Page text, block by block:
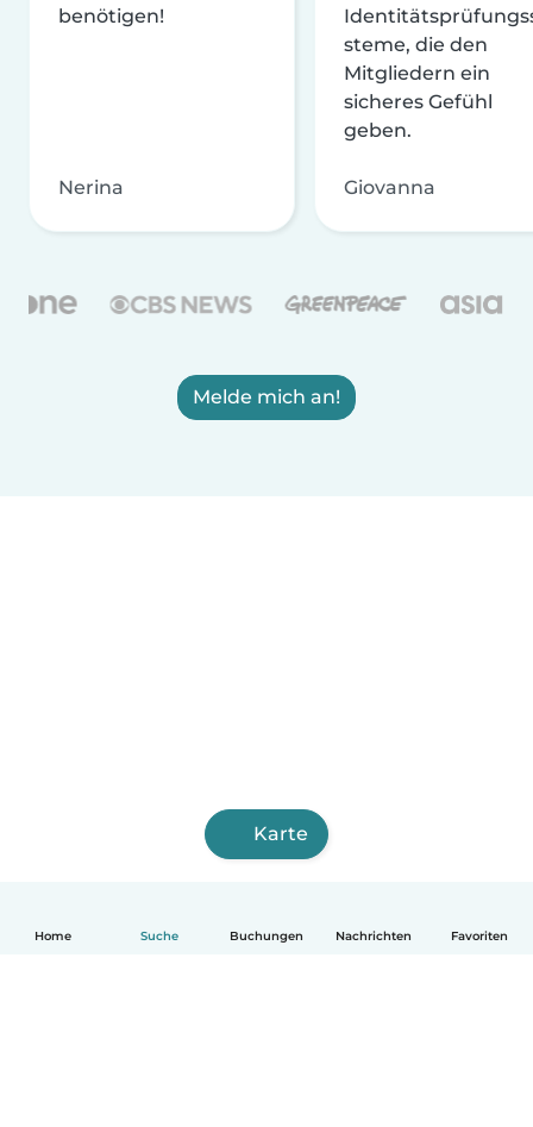
Home Suche Buchungen Nachrichten Favoriten
benötigen!
Nerina
steme, die den
Mitgliedern ein
sicheres Gefühl
geben.
Giovanna
Melde mich an!
Karte